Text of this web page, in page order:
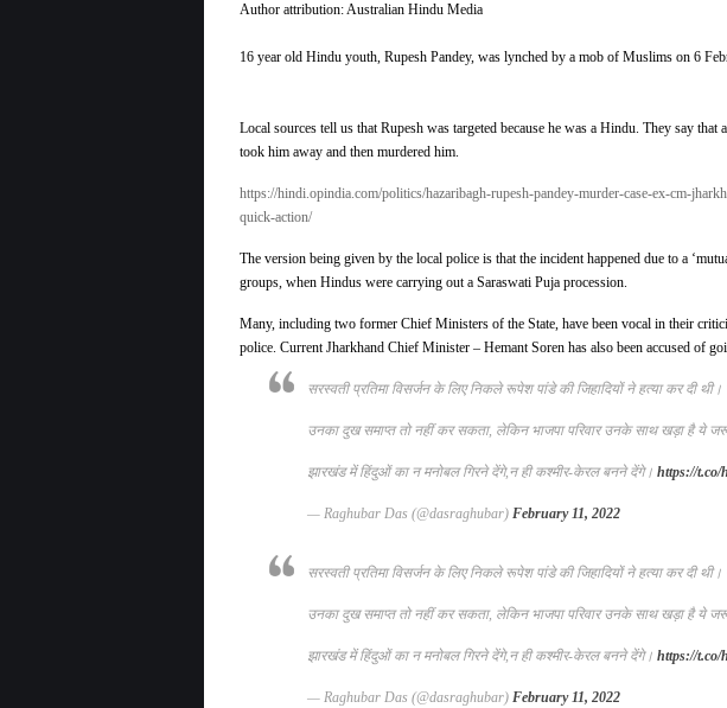
Author attribution: Australian Hindu Media
16 year old Hindu youth, Rupesh Pandey, was lynched by a mob of Muslims on 6
Local sources tell us that Rupesh was targeted because he was a Hindu. They say
took him away and then murdered him.
https://hindi.opindia.com/politics/hazaribagh-rupesh-pandey-murder-case-ex-cm-
quick-action/
The version being given by the local police is that the incident happened due to a
groups, when Hindus were carrying out a Saraswati Puja procession.
Many, including two former Chief Ministers of the State, have been vocal in their
police. Current Jharkhand Chief Minister – Hemant Soren has also been accused of
सरस्वती प्रतिमा विसर्जन के लिए निकले रूपेश पांडे की जिहादियों ने हत्या कर दी
उनका दुख समाप्त तो नहीं कर सकता, लेकिन भाजपा परिवार उनके साथ खड़ा है ये
झारखंड में हिंदुओं का न मनोबल गिरने देंगे,न ही कश्मीर-केरल बनने देंगे। https://
— Raghubar Das (@dasraghubar) February 11, 2022
सरस्वती प्रतिमा विसर्जन के लिए निकले रूपेश पांडे की जिहादियों ने हत्या कर दी
उनका दुख समाप्त तो नहीं कर सकता, लेकिन भाजपा परिवार उनके साथ खड़ा है ये
झारखंड में हिंदुओं का न मनोबल गिरने देंगे,न ही कश्मीर-केरल बनने देंगे। https://
— Raghubar Das (@dasraghubar) February 11, 2022